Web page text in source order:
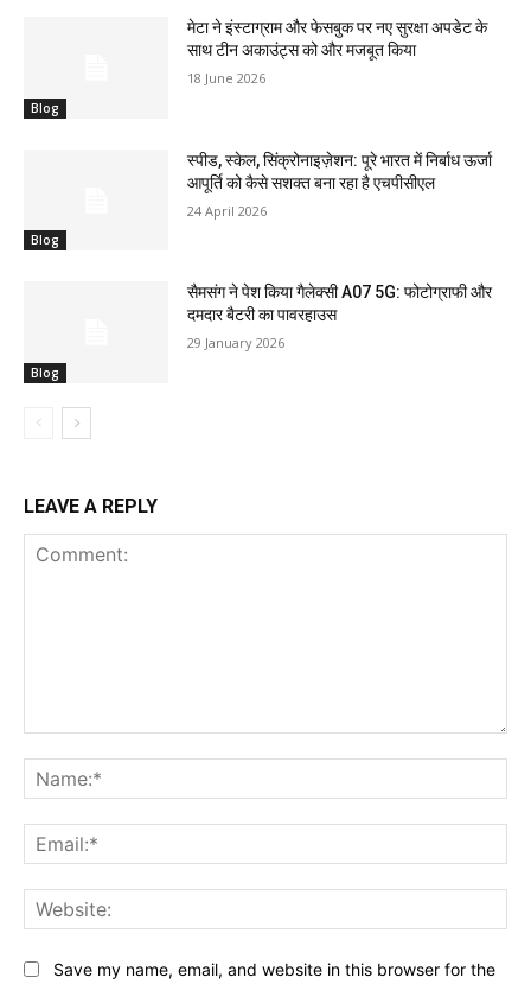
Blog
मेटा ने इंस्टाग्राम और फेसबुक पर नए सुरक्षा अपडेट के
साथ टीन अकाउंट्स को और मजबूत किया
18 June 2026
Blog
स्पीड, स्केल, सिंक्रोनाइज़ेशन: पूरे भारत में निर्बाध ऊर्जा
आपूर्ति को कैसे सशक्त बना रहा है एचपीसीएल
24 April 2026
Blog
सैमसंग ने पेश किया गैलेक्सी A07 5G: फोटोग्राफी और
दमदार बैटरी का पावरहाउस
29 January 2026
LEAVE A REPLY
Save my name, email, and website in this browser for the